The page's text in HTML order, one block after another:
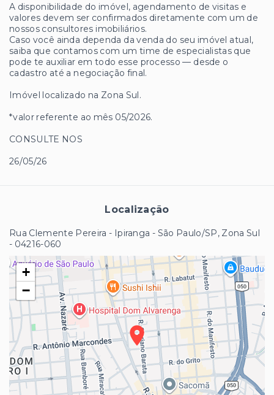
A disponibilidade do imóvel, agendamento de visitas e
valores devem ser confirmados diretamente com um de
nossos consultores imobiliários.
Caso você ainda dependa da venda do seu imóvel atual,
saiba que contamos com um time de especialistas que
pode te auxiliar em todo esse processo — desde o
cadastro até a negociação final.
Imóvel localizado na Zona Sul.
*valor referente ao mês 05/2026.
CONSULTE NOS
26/05/26
Localização
Rua Clemente Pereira - Ipiranga - São Paulo/SP, Zona Sul
- 04216-060
+
−